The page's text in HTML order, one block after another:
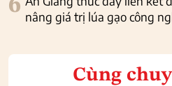
6 nâng giá trị lúa gạo công
Cùng